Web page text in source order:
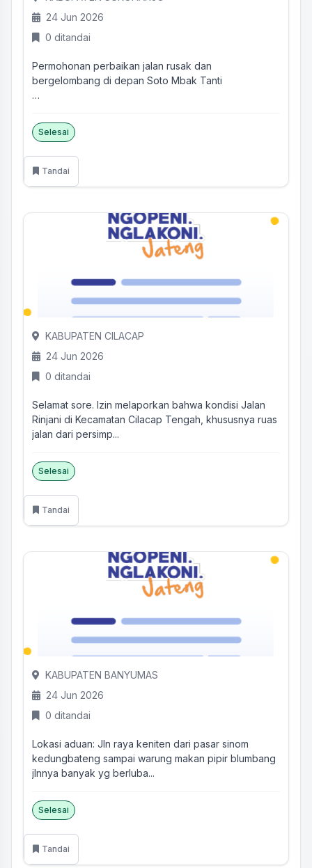
24 Jun 2026
0 ditandai
Permohonan perbaikan jalan rusak dan
bergelombang di depan Soto Mbak Tanti
https://maps.app.goo...
Selesai
Tandai
KABUPATEN CILACAP
24 Jun 2026
0 ditandai
Selamat sore. Izin melaporkan bahwa kondisi Jalan
Rinjani di Kecamatan Cilacap Tengah, khususnya ruas
jalan dari persimp...
Selesai
Tandai
KABUPATEN BANYUMAS
24 Jun 2026
0 ditandai
Lokasi aduan: Jln raya keniten dari pasar sinom
kedungbateng sampai warung makan pipir blumbang
jlnnya banyak yg berluba...
Selesai
Tandai